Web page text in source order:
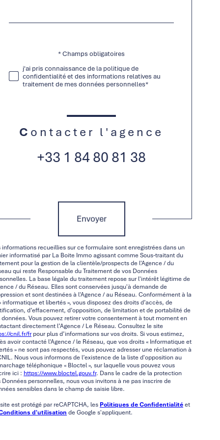
défaut
Validation* Champs obligatoires
j'ai pris connaissance de la politique de
confidentialité et des informations relatives au
traitement de mes données personnelles*
Contacter l'agence
+33 1 84 80 81 38
Envoyer
informations recueillies sur ce formulaire sont enregistrées dans un
informatisé par La Boite Immo agissant comme Sous-traitant du
pour la gestion de la clientèle/prospects de l'Agence / du
qui reste Responsable du Traitement de vos Données
La base légale du traitement repose sur l'intérêt légitime de
/ du Réseau. Elles sont conservées jusqu'à demande de
et sont destinées à l'Agence / au Réseau. Conformément à la
informatique et libertés », vous disposez des droits d’accès, de
d’effacement, d’opposition, de limitation et de portabilité de
données. Vous pouvez retirer votre consentement à tout moment en
directement l’Agence / Le Réseau. Consultez le site
cnil.fr/frpour plus d’informations sur vos droits. Si vous estimez,
avoir contacté l'Agence / le Réseau, que vos droits « Informatique et
» ne sont pas respectés, vous pouvez adresser une réclamation à
Nous vous informons de l’existence de la liste d'opposition au
téléphonique « Bloctel », sur laquelle vous pouvez vous
ici : https://www.bloctel.gouv.fr. Dans le cadre de la protection
Données personnelles, nous vous invitons à ne pas inscrire de
sensibles dans le champ de saisie libre.
est protégé par reCAPTCHA, les Politiques de Confidentialitéet
d'utilisation de Google s'appliquent.